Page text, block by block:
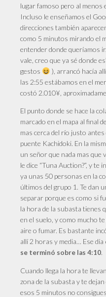
lugar famoso pero al menos
Incluso le enseñamos el
direcciones también
como 5 minutos mirando el
entender donde queríamos
vale, creo que ya sé donde
gestos
), arrancó hacía
las 2:55 estábamos en el
costó 2.010¥,
El punto donde se hace la
marcado en el mapa al final
mas cerca del río justo antes
puente Kachidoki. En la
un señor que nada mas que
le dice “Tuna Auction?”, y te
ya unas 50 personas en la
últimos del grupo 1. Te dan
separar porque es como si
la hora de la subasta tienes
en el suelo, y como mucho
aire o fumar. Es bastante
allí 2 horas y media… Ese día
se terminó sobre las 4:10.
Cuando llega la hora te
zona de la subasta y te
esos 5 minutos no